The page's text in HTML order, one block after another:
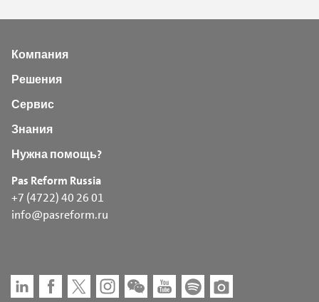
Компания
Решения
Сервис
Знания
Нужна помощь?
Pas Reform Russia
+7 (4722) 40 26 01
info@pasreform.ru